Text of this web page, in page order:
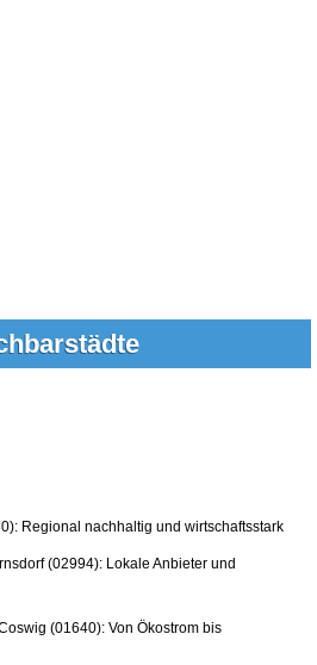
Regional nachhaltig und wirtschaftsstark
(02994): Lokale Anbieter und
(01640): Von Ökostrom bis